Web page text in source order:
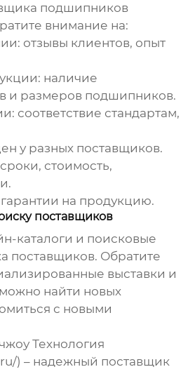
подшипников
внимание на:
отзывы клиентов, опыт
наличие
и размеров подшипников.
соответствие стандартам,
у разных поставщиков.
стоимость,
на продукцию.
поставщиков
каталоги и поисковые
поставщиков. Обратите
выставки и
найти новых
с новыми
Технология
) – надежный поставщик